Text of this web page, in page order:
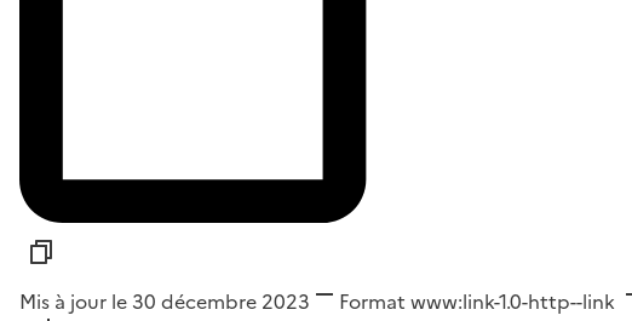
Mis à jour le 30 décembre 2023 Format www:link-1.0-http--link